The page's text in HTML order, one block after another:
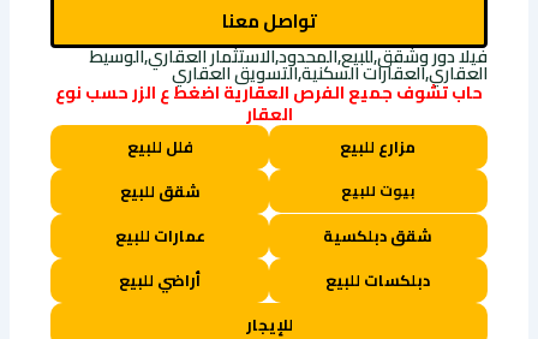
تواصل معنا
فيلا دور وشقق,للبيع,المحدود,الاستثمار العقاري,الوسيط
العقاري,العقارات السكنية,التسويق العقاري
حاب تشوف جميع الفرص العقارية اضغط ع الزر حسب نوع
العقار
مزارع للبيع فلل للبيع
بيوت للبيع
شقق للبيع
شقق دبلكسية
عمارات للبيع
دبلكسات للبيع
أراضي للبيع
للإيجار